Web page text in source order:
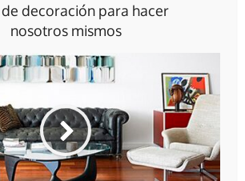
decoración para hacer
nosotros mismos